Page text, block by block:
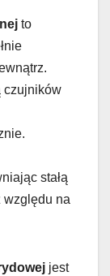
to
czujników
stałą
względu na
jest